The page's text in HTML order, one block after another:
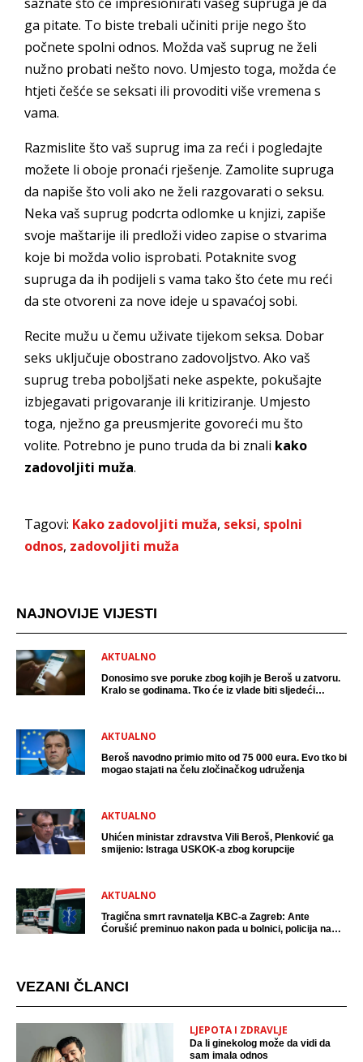
ga pitate. To biste trebali učiniti prije nego što
počnete spolni odnos. Možda vaš suprug ne želi
nužno probati nešto novo. Umjesto toga, možda će
htjeti češće se seksati ili provoditi više vremena s
vama.
Razmislite što vaš suprug ima za reći i pogledajte
možete li oboje pronaći rješenje. Zamolite supruga
da napiše što voli ako ne želi razgovarati o seksu.
Neka vaš suprug podcrta odlomke u knjizi, zapiše
svoje maštarije ili predloži video zapise o stvarima
koje bi možda volio isprobati. Potaknite svog
supruga da ih podijeli s vama tako što ćete mu reći
da ste otvoreni za nove ideje u spavaćoj sobi.
Recite mužu u čemu uživate tijekom seksa. Dobar
seks uključuje obostrano zadovoljstvo. Ako vaš
suprug treba poboljšati neke aspekte, pokušajte
izbjegavati prigovaranje ili kritiziranje. Umjesto
toga, nježno ga preusmjerite govoreći mu što
volite. Potrebno je puno truda da bi znali kako
zadovoljiti muža.
Tagovi: Kako zadovoljiti muža, seksi, spolni
odnos, zadovoljiti muža
NAJNOVIJE VIJESTI
AKTUALNO
Donosimo sve poruke zbog kojih je Beroš u zatvoru.
Kralo se godinama. Tko će iz vlade biti sljedeći
AKTUALNO
Beroš navodno primio mito od 75 000 eura. Evo tko bi
mogao stajati na čelu zločinačkog udruženja
AKTUALNO
Uhićen ministar zdravstva Vili Beroš, Plenković ga
smijenio: Istraga USKOK-a zbog korupcije
AKTUALNO
Tragična smrt ravnatelja KBC-a Zagreb: Ante
Ćorušić preminuo nakon pada u bolnici, policija na
VEZANI ČLANCI
LJEPOTA I ZDRAVLJE
Da li ginekolog može da vidi da
sam imala odnos